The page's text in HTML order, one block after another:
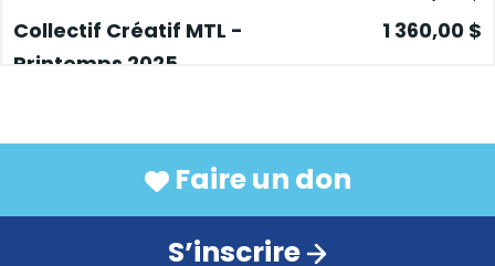
Collectif Créatif MTL -
Printemps 2025
1 360,00 $
Collectif créatif MTL
Collectif Créatif MTL
Faire un don
S’inscrire